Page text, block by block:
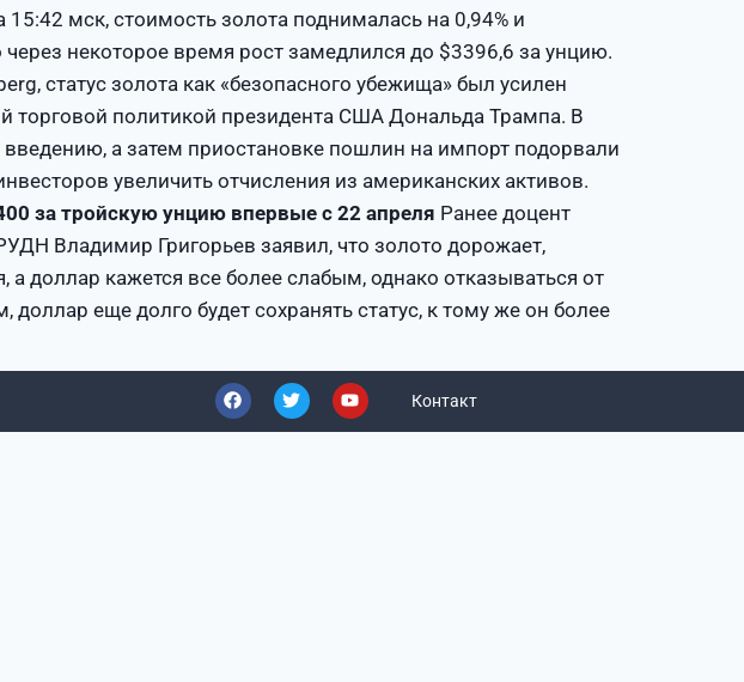
мск, стоимость золота поднималась на 0,94% и
некоторое время рост замедлился до $3396,6 за унцию.
статус золота как «безопасного убежища» был усилен
торговой политикой президента США Дональда Трампа. В
введению, а затем приостановке пошлин на импорт подорвали
увеличить отчисления из американских активов.
за тройскую унцию впервые с 22 апреля Ранее доцент
Владимир Григорьев заявил, что золото дорожает,
доллар кажется все более слабым, однако отказываться от
еще долго будет сохранять статус, к тому же он более
Контакт